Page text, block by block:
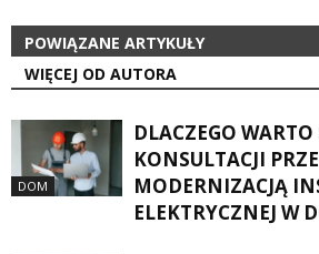
POWIĄZANE ARTYKUŁY
WIĘCEJ OD AUTORA
DOM
DLACZEGO
KONSULTACJI
MODERNIZACJĄ
ELEKTRYCZNEJ W